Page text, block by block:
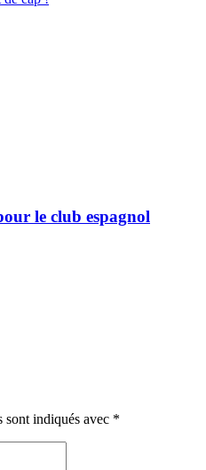
le club espagnol
sont indiqués avec *